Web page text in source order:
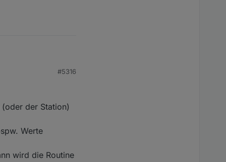
zweimal kurz
#5316
der Station)
Werte
wird die Routine